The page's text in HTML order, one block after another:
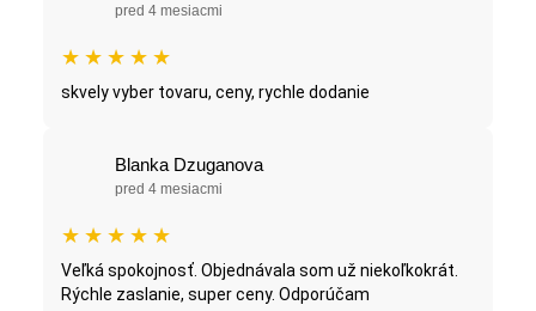
pred 4 mesiacmi
★ ★ ★ ★ ★
skvely vyber tovaru, ceny, rychle dodanie
Blanka Dzuganova
pred 4 mesiacmi
★ ★ ★ ★ ★
Veľká spokojnosť. Objednávala som už niekoľkokrát.
Rýchle zaslanie, super ceny. Odporúčam